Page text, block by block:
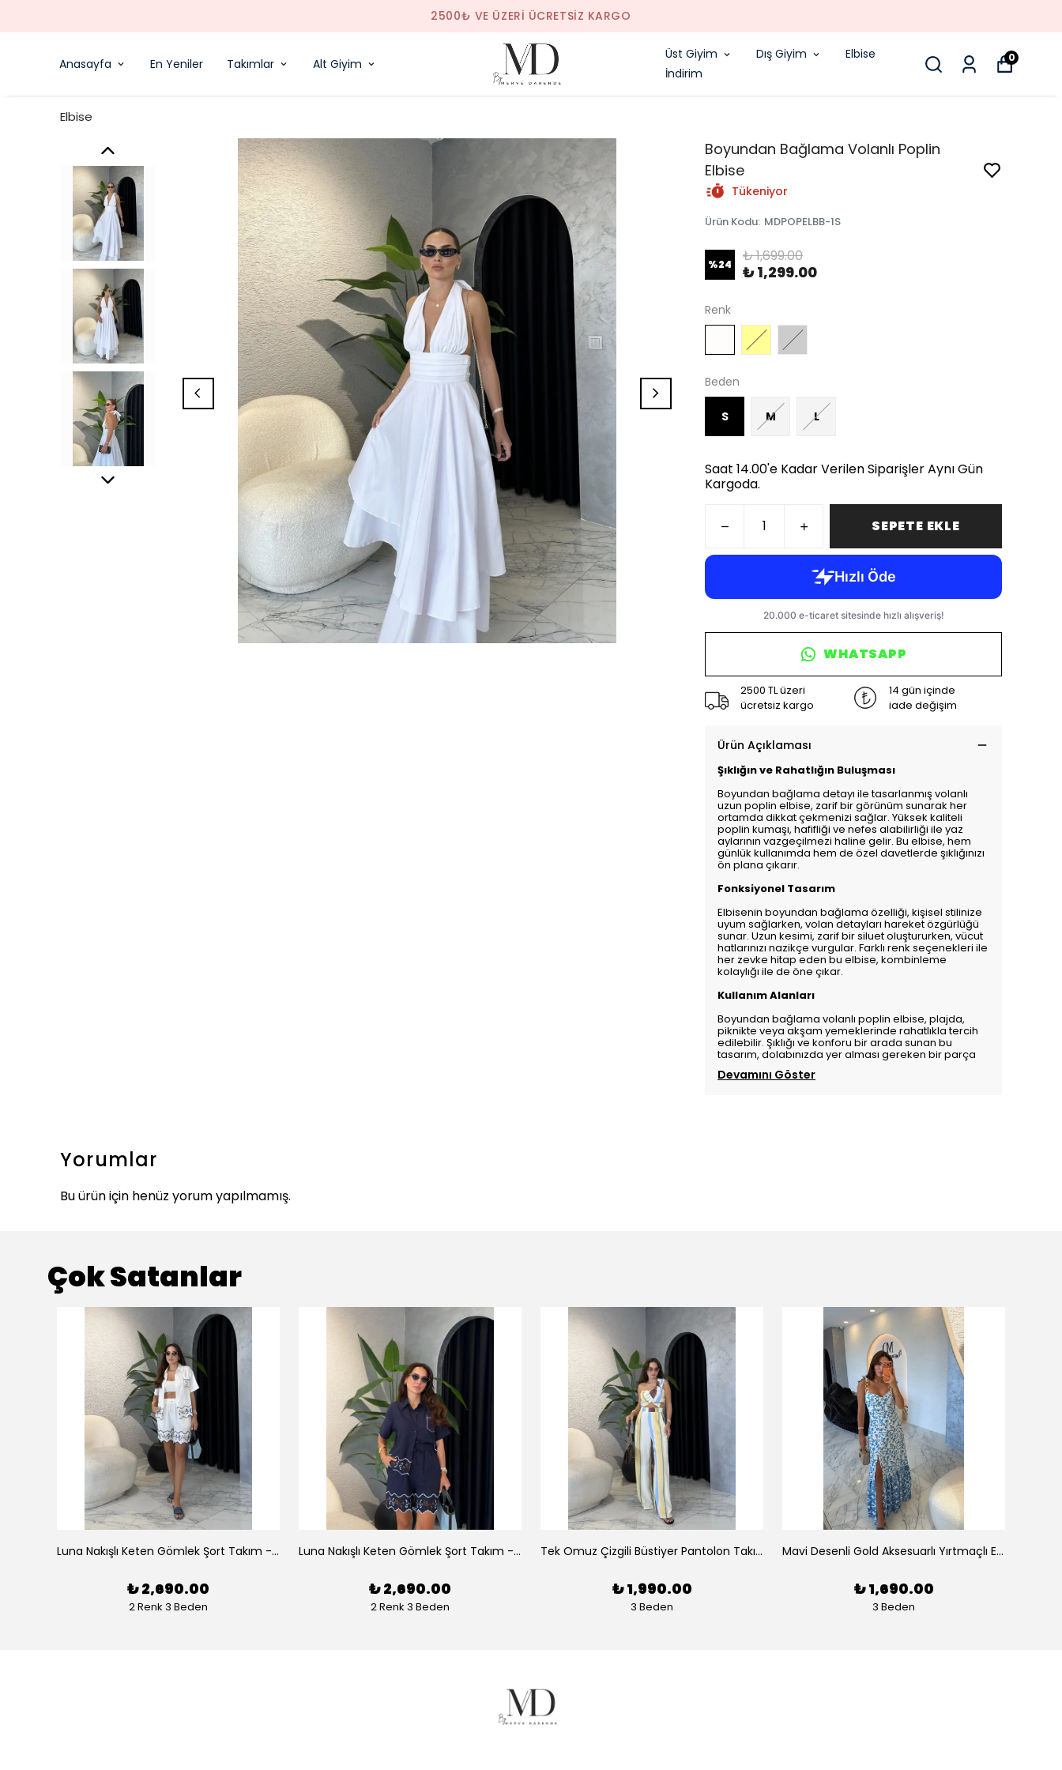
2500₺ VE ÜZERI ÜCRETSIZ KARGO
Anasayfa En Yeniler Takımlar Alt Giyim
Üst Giyim Dış Giyim
Elbise
İndirim
0
Elbise
Boyundan Bağlama Volanlı Poplin
Elbise
Tükeniyor
Ürün Kodu: MDPOPELBB-1S
%24 ₺ 1,699.00
₺ 1,299.00
Renk
Beden
S M L
Saat 14.00'e Kadar Verilen Siparişler Aynı Gün
Kargoda.
SEPETE EKLE
WHATSAPP
2500 TL üzeri
ücretsiz kargo
14 gün içinde
iade değişim
Ürün Açıklaması
Şıklığın ve Rahatlığın Buluşması
Boyundan bağlama detayı ile tasarlanmış volanlı
uzun poplin elbise, zarif bir görünüm sunarak her
ortamda dikkat çekmenizi sağlar. Yüksek kaliteli
poplin kumaşı, hafifliği ve nefes alabilirliği ile yaz
aylarının vazgeçilmezi haline gelir. Bu elbise, hem
günlük kullanımda hem de özel davetlerde şıklığınızı
ön plana çıkarır.
Fonksiyonel Tasarım
Elbisenin boyundan bağlama özelliği, kişisel stilinize
uyum sağlarken, volan detayları hareket özgürlüğü
sunar. Uzun kesimi, zarif bir siluet oluştururken, vücut
hatlarınızı nazikçe vurgular. Farklı renk seçenekleri ile
her zevke hitap eden bu elbise, kombinleme
kolaylığı ile de öne çıkar.
Kullanım Alanları
Boyundan bağlama volanlı poplin elbise, plajda,
piknikte veya akşam yemeklerinde rahatlıkla tercih
edilebilir. Şıklığı ve konforu bir arada sunan bu
tasarım, dolabınızda yer alması gereken bir parça
Devamını Göster
Yorumlar
Bu ürün için henüz yorum yapılmamış.
Çok Satanlar
Luna Nakışlı Keten Gömlek Şort Takım - Beyaz
₺ 2,690.00
2 Renk 3 Beden
Luna Nakışlı Keten Gömlek Şort Takım - Lacivert
₺ 2,690.00
2 Renk 3 Beden
Tek Omuz Çizgili Büstiyer Pantolon Takım
₺ 1,990.00
3 Beden
Mavi Desenli Gold Aksesuarlı Yırtmaçlı Elbise
₺ 1,690.00
3 Beden